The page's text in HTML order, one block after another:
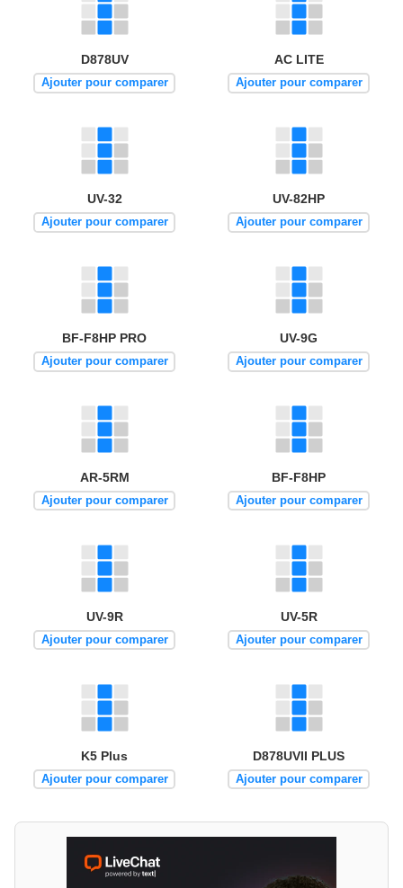
D878UV
Ajouter pour comparer
AC LITE
Ajouter pour comparer
UV-32
Ajouter pour comparer
UV-82HP
Ajouter pour comparer
BF-F8HP PRO
Ajouter pour comparer
UV-9G
Ajouter pour comparer
AR-5RM
Ajouter pour comparer
BF-F8HP
Ajouter pour comparer
UV-9R
Ajouter pour comparer
UV-5R
Ajouter pour comparer
K5 Plus
Ajouter pour comparer
D878UVII PLUS
Ajouter pour comparer